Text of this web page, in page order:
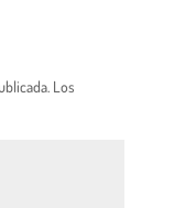
Los